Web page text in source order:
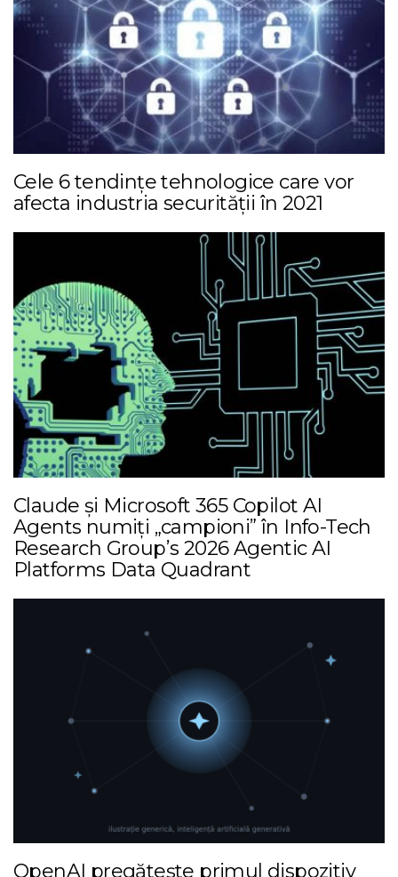
Cele 6 tendințe tehnologice care vor
afecta industria securității în 2021
Claude și Microsoft 365 Copilot AI
Agents numiți „campioni” în Info-Tech
Research Group’s 2026 Agentic AI
Platforms Data Quadrant
OpenAI pregătește primul dispozitiv